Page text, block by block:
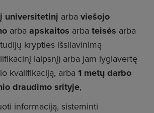
universitetinį arba viešojo
arba apskaitos arba teisės arba
krypties išsilavinimą
laipsnį) arba jam lygiavertę
kvalifikaciją, arba 1 metų darbo
draudimo srityje,
informaciją, sisteminti